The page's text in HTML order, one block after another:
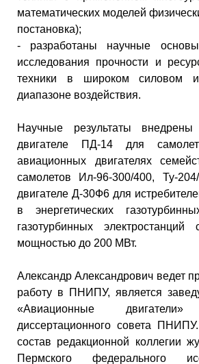
математических моделей
постановка);
- разработаны научные
исследования прочности и
техники в широком силовом и
диапазоне воздействия.
Научные результаты
двигателе ПД-14 для
авиационных двигателях
самолетов Ил-96-300/400, Ту-
двигателе Д-30Ф6 для
в энергетических
газотурбинных электростанций
мощностью до 200 МВт.
Александр Александрович ведет
работу в ПНИПУ, является
«Авиационные
диссертационного совета
состав редакционной коллегии
Пермского федерального